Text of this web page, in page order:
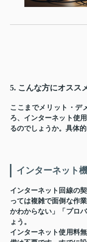
5. こんな方にオスス
ここまでメリット・デ
ろ、インターネット使
るのでしょうか。具体
インターネット
インターネット回線の
っては複雑で面倒な作
かわからない」「プロ
ょう。
インターネット使用料